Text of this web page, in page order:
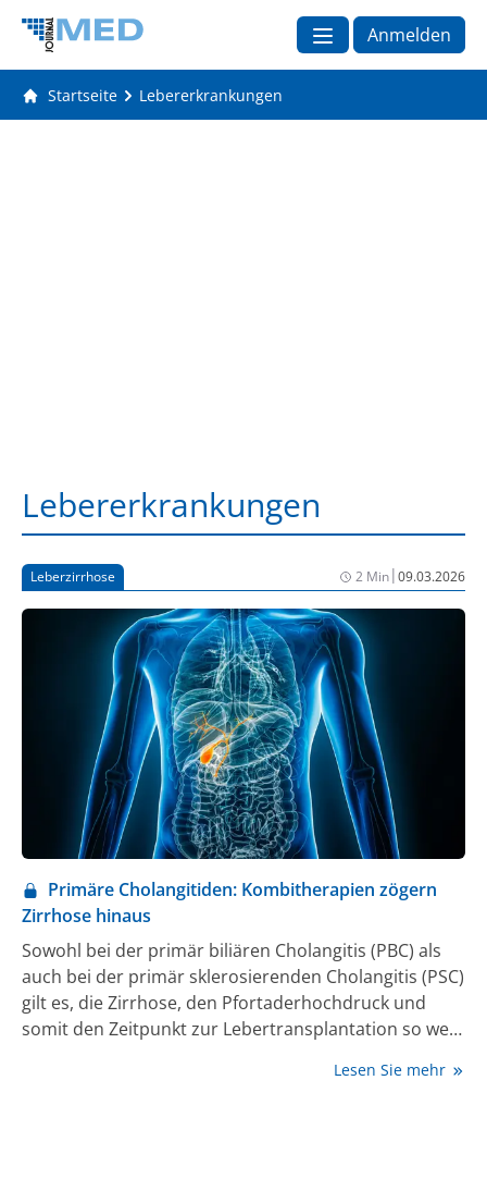
Anmelden
Startseite Lebererkrankungen
Lebererkrankungen
Leberzirrhose 2 Min|09.03.2026
Primäre Cholangitiden: Kombitherapien zögern
Zirrhose hinaus
Sowohl bei der primär biliären Cholangitis (PBC) als
auch bei der primär sklerosierenden Cholangitis (PSC)
gilt es, die Zirrhose, den Pfortaderhochdruck und
somit den Zeitpunkt zur Lebertransplantation so weit
Kombinationstherapien kann dies gelingen.Lesen Sie mehr